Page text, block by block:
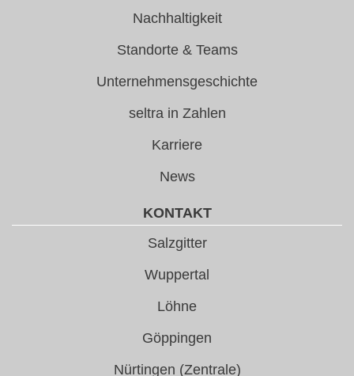
Nachhaltigkeit
Standorte & Teams
Unternehmensgeschichte
seltra in Zahlen
Karriere
News
KONTAKT
Salzgitter
Wuppertal
Löhne
Göppingen
Nürtingen (Zentrale)